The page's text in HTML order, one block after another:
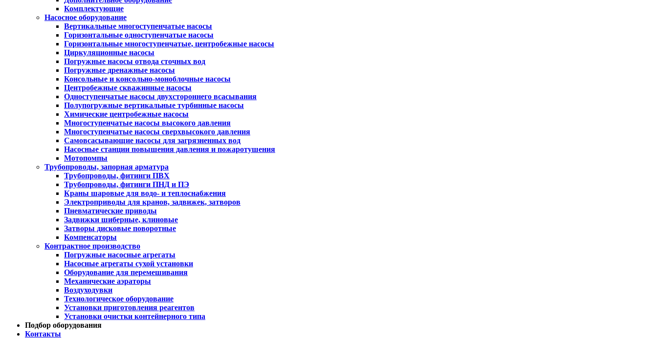
Комплектующие
Насосное оборудование
Вертикальные многоступенчатые насосы
Горизонтальные одноступенчатые насосы
Горизонтальные многоступенчатые, центробежные насосы
Циркуляционные насосы
Погружные насосы отвода сточных вод
Погружные дренажные насосы
Консольные и консольно-моноблочные насосы
Центробежные скважинные насосы
Одноступенчатые насосы двухстороннего всасывания
Полупогружные вертикальные турбинные насосы
Химические центробежные насосы
Многоступенчатые насосы высокого давления
Многоступенчатые насосы сверхвысокого давления
Самовсасывающие насосы для загрязненных вод
Насосные станции повышения давления и пожаротушения
Мотопомпы
Трубопроводы, запорная арматура
Трубопроводы, фитинги ПВХ
Трубопроводы, фитинги ПНД и ПЭ
Краны шаровые для водо- и теплоснабжения
Электроприводы для кранов, задвижек, затворов
Пневматические приводы
Задвижки шиберные, клиновые
Затворы дисковые поворотные
Компенсаторы
Контрактное производство
Погружные насосные агрегаты
Насосные агрегаты сухой установки
Оборудование для перемешивания
Механические аэраторы
Воздуходувки
Технологическое оборудование
Установки приготовления реагентов
Установки очистки контейнерного типа
Подбор оборудования
Контакты